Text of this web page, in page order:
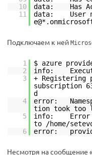
10
data: Has
11
data:
Подключаем к ней
1
$ azure
2
info:
3
+ Registering
subscription
d
4
error:
tion took too
5
info: Error
to /home/
6
error:
Несмотря на сообщение